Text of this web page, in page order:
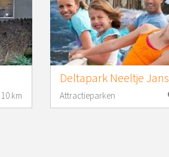
10 km
Deltapark Neeltje Jans
Attractieparken